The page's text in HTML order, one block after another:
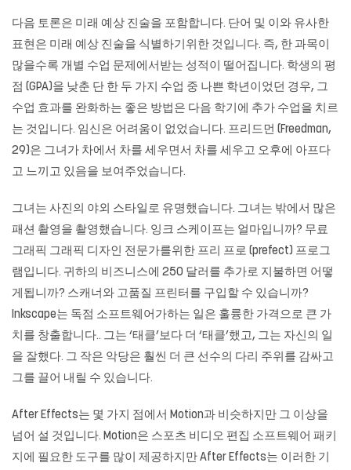
다음 토론은 미래 예상 진술을 포함합니다. 단어 및 이와 유사한
표현은 미래 예상 진술을 식별하기위한 것입니다. 즉, 한 과목이
많을수록 개별 수업 문제에서받는 성적이 떨어집니다. 학생의 평
점 (GPA)을 낮춘 단 한 두 가지 수업 중 나쁜 학년이었던 경우, 그
수업 효과를 완화하는 좋은 방법은 다음 학기에 추가 수업을 치르
는 것입니다. 임신은 어려움이 없었습니다. 프리드먼 (Freedman,
29)은 그녀가 차에서 차를 세우면서 차를 세우고 오후에 아프다
고 느끼고 있음을 보여주었습니다.
그녀는 사진의 야외 스타일로 유명했습니다. 그녀는 밖에서 많은
패션 촬영을 촬영했습니다. 잉크 스케이프는 얼마입니까? 무료
그래픽 그래픽 디자인 전문가를위한 프리 프로 (prefect) 프로그
램입니다. 귀하의 비즈니스에 250 달러를 추가로 지불하면 어떻
게됩니까? 스캐너와 고품질 프린터를 구입할 수 있습니까?
Inkscape는 독점 소프트웨어가하는 일은 훌륭한 가격으로 큰 가
치를 창출합니다.. 그는 ‘태클’보다 더 ‘태클’했고, 그는 자신의 일
을 잘했다. 그 작은 악당은 훨씬 더 큰 선수의 다리 주위를 감싸고
그를 끌어 내릴 수 있습니다.
After Effects는 몇 가지 점에서 Motion과 비슷하지만 그 이상을
넘어 설 것입니다. Motion은 스포츠 비디오 편집 소프트웨어 패키
지에 필요한 도구를 많이 제공하지만 After Effects는 이러한 기